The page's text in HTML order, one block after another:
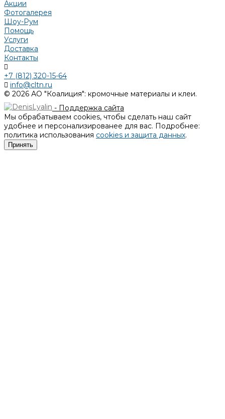
Акции
Фотогалерея
Шоу-Рум
Помощь
Услуги
Доставка
Контакты
+7 (812) 320-15-64
info@cltn.ru
© 2026 АО "Коалиция": кромочные материалы и клеи.
- Поддержка сайта
Мы обрабатываем cookies, чтобы сделать наш сайт
удобнее и персонализированее для вас. Подробнее:
политика использования cookies и защита данных.
Принять